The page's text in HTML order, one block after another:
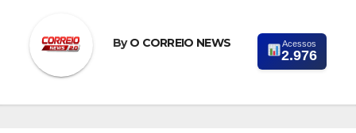
ByO CORREIO NEWS Acessos
2.976